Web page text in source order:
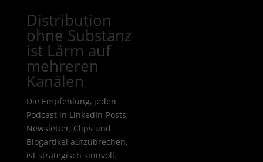
Distribution
ohne Substanz
ist Lärm auf
mehreren
Kanälen
Die Empfehlung, jeden
Podcast in LinkedIn-Posts,
Newsletter, Clips und
Blogartikel aufzubrechen,
ist strategisch sinnvoll.